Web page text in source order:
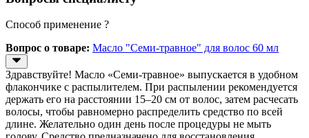
Способ применение ?
Вопрос о товаре: Масло "Семи-травное" для волос 60 мл
Здравствуйте! Масло «Семи-травное» выпускается в удобном
флакончике с распылителем. При распылении рекомендуется
держать его на расстоянии 15–20 см от волос, затем расчесать
волосы, чтобы равномерно распределить средство по всей
длине. Желательно один день после процедуры не мыть